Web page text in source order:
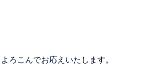
ろこんでお応えいたします。